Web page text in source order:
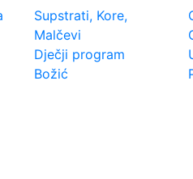
Supstrati, Kore,
Malčevi
Dječji program
Božić